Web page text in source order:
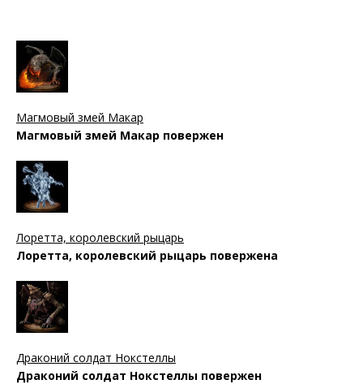
Магмовый змей Макар
Магмовый змей Макар повержен
Лоретта, королевский рыцарь
Лоретта, королевский рыцарь повержена
Драконий солдат Нокстеллы
Драконий солдат Нокстеллы повержен